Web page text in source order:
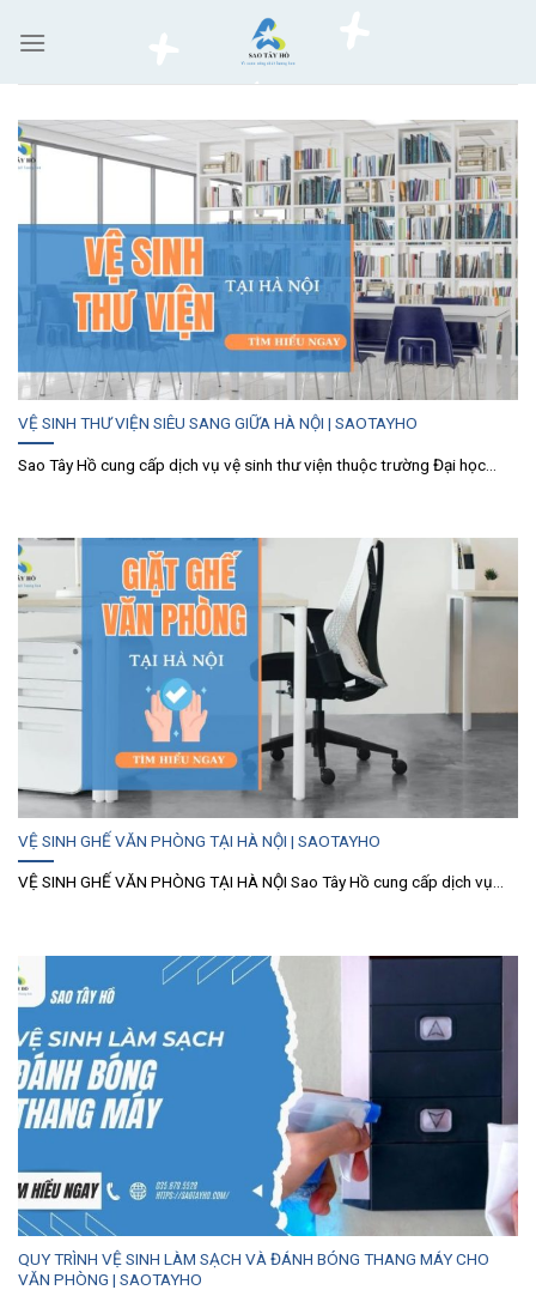
VỆ SINH THƯ VIỆN SIÊU SANG GIỮA HÀ NỘI | SAOTAYHO
Sao Tây Hồ cung cấp dịch vụ vệ sinh thư viện thuộc trường Đại học...
VỆ SINH GHẾ VĂN PHÒNG TẠI HÀ NỘI | SAOTAYHO
VỆ SINH GHẾ VĂN PHÒNG TẠI HÀ NỘI Sao Tây Hồ cung cấp dịch vụ...
QUY TRÌNH VỆ SINH LÀM SẠCH VÀ ĐÁNH BÓNG THANG MÁY CHO
VĂN PHÒNG | SAOTAYHO